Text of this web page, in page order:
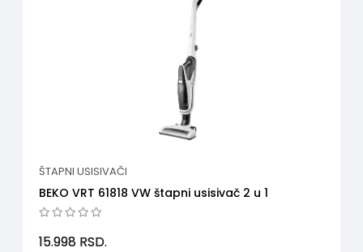
ŠTAPNI USISIVAČI
BEKO VRT 61818 VW štapni usisivač 2 u 1
15.998 RSD.